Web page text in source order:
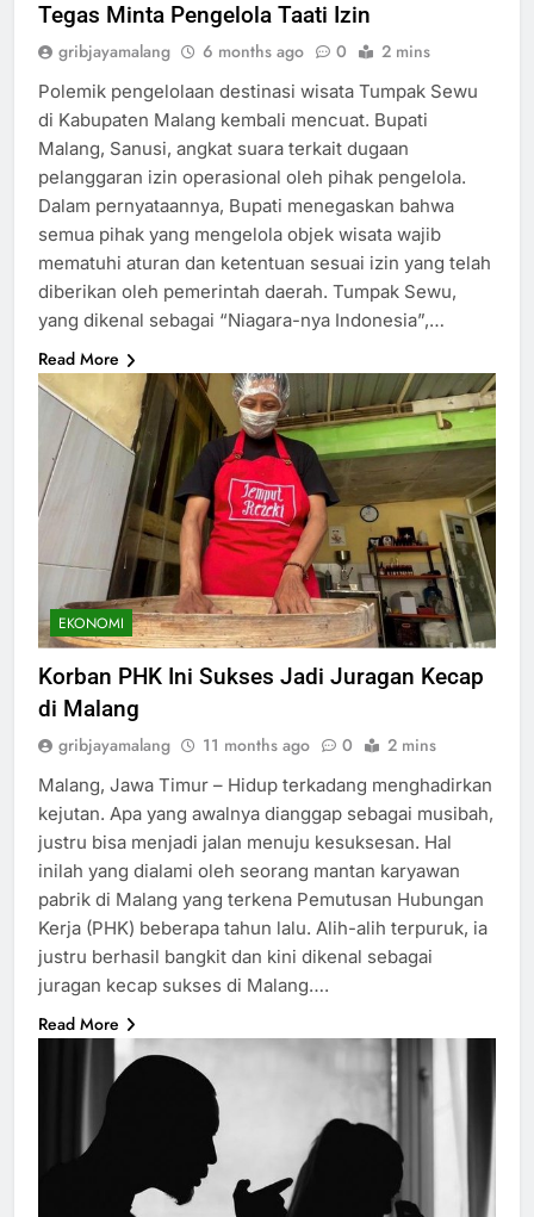
Tegas Minta Pengelola Taati Izin
gribjayamalang 6 months ago 0 2 mins
Polemik pengelolaan destinasi wisata Tumpak Sewu
di Kabupaten Malang kembali mencuat. Bupati
Malang, Sanusi, angkat suara terkait dugaan
pelanggaran izin operasional oleh pihak pengelola.
Dalam pernyataannya, Bupati menegaskan bahwa
semua pihak yang mengelola objek wisata wajib
mematuhi aturan dan ketentuan sesuai izin yang telah
diberikan oleh pemerintah daerah. Tumpak Sewu,
yang dikenal sebagai “Niagara-nya Indonesia”,…
Read More
EKONOMI
Korban PHK Ini Sukses Jadi Juragan Kecap
di Malang
gribjayamalang 11 months ago 0 2 mins
Malang, Jawa Timur – Hidup terkadang menghadirkan
kejutan. Apa yang awalnya dianggap sebagai musibah,
justru bisa menjadi jalan menuju kesuksesan. Hal
inilah yang dialami oleh seorang mantan karyawan
pabrik di Malang yang terkena Pemutusan Hubungan
Kerja (PHK) beberapa tahun lalu. Alih-alih terpuruk, ia
justru berhasil bangkit dan kini dikenal sebagai
juragan kecap sukses di Malang….
Read More